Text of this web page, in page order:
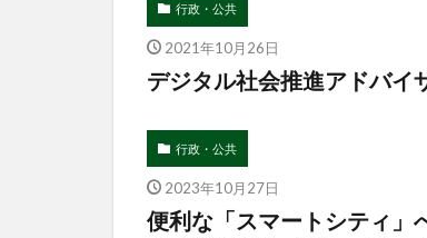
行政・公共
2021年10月26日
デジタル社会推進アドバイ
行政・公共
2023年10月27日
便利な「スマートシティ